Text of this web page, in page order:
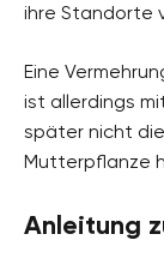
ihre Standorte
Eine
ist allerdings
später nicht
Mutterpflanze
Anleitung